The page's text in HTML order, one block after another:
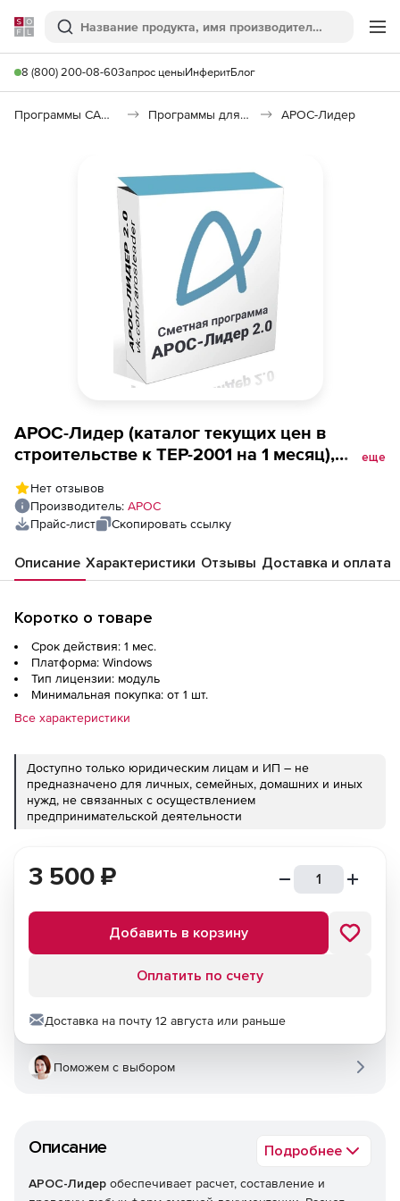
Softline
Поиск
8 (800) 200-08-60Запрос ценыИнферитБлог
Программы САПР и ГИС Программы для документооборота АРОС-Лидер
АРОС-Лидер (каталог текущих цен в
строительстве к ТЕР-2001 на 1 месяц),
последующие рабочие места
еще
Нет отзывов
Производитель: АРОС
Прайс-лист
Скопировать ссылку
Описание Характеристики Отзывы Доставка и оплата
Коротко о товаре
Срок действия: 1 мес.
Платформа: Windows
Тип лицензии: модуль
Минимальная покупка: от 1 шт.
Все характеристики
Доступно только юридическим лицам и ИП – не
предназначено для личных, семейных, домашних и иных
нужд, не связанных с осуществлением
предпринимательской деятельности
Описание Подробнее
АРОС-Лидер обеспечивает расчет, составление и
3 500 ₽
Добавить в корзину
Оплатить по счету
Доставка на почту 12 августа или раньше
Поможем с выбором